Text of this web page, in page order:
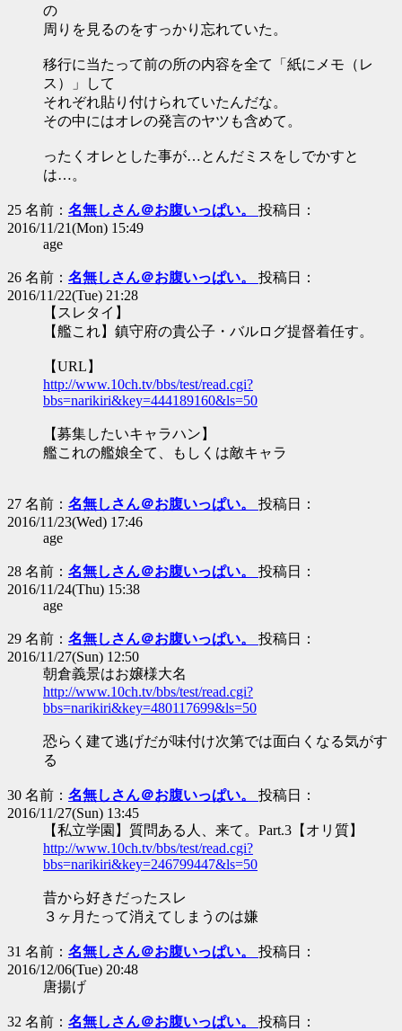
の
周りを見るのをすっかり忘れていた。
移行に当たって前の所の内容を全て「紙にメモ（レ
ス）」して
それぞれ貼り付けられていたんだな。
その中にはオレの発言のヤツも含めて。
ったくオレとした事が…とんだミスをしでかすと
は…。
25 名前： 名無しさん＠お腹いっぱい。 投稿日：
2016/11/21(Mon) 15:49
age
26 名前： 名無しさん＠お腹いっぱい。 投稿日：
2016/11/22(Tue) 21:28
【スレタイ】
【艦これ】鎮守府の貴公子・バルログ提督着任す。
【URL】
http://www.10ch.tv/bbs/test/read.cgi?
bbs=narikiri&key=444189160&ls=50
【募集したいキャラハン】
艦これの艦娘全て、もしくは敵キャラ
27 名前： 名無しさん＠お腹いっぱい。 投稿日：
2016/11/23(Wed) 17:46
age
28 名前： 名無しさん＠お腹いっぱい。 投稿日：
2016/11/24(Thu) 15:38
age
29 名前： 名無しさん＠お腹いっぱい。 投稿日：
2016/11/27(Sun) 12:50
朝倉義景はお嬢様大名
http://www.10ch.tv/bbs/test/read.cgi?
bbs=narikiri&key=480117699&ls=50
恐らく建て逃げだが味付け次第では面白くなる気がす
る
30 名前： 名無しさん＠お腹いっぱい。 投稿日：
2016/11/27(Sun) 13:45
【私立学園】質問ある人、来て。Part.3【オリ質】
http://www.10ch.tv/bbs/test/read.cgi?
bbs=narikiri&key=246799447&ls=50
昔から好きだったスレ
３ヶ月たって消えてしまうのは嫌
31 名前： 名無しさん＠お腹いっぱい。 投稿日：
2016/12/06(Tue) 20:48
唐揚げ
32 名前： 名無しさん＠お腹いっぱい。 投稿日：